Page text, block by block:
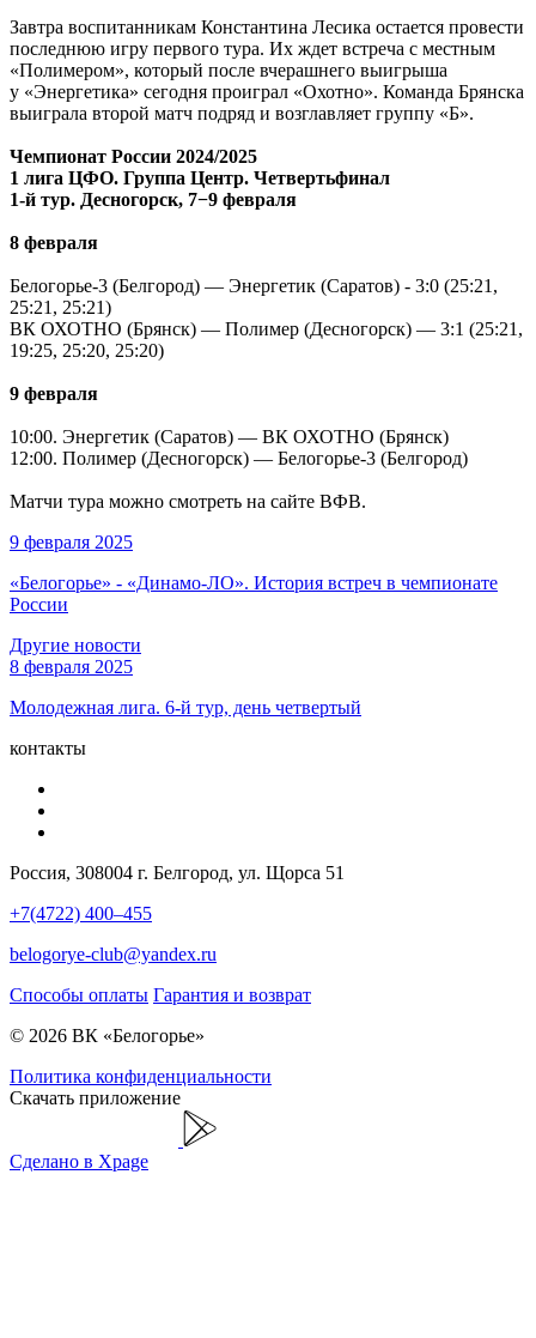
Завтра воспитанникам Константина Лесика остается провести
последнюю игру первого тура. Их ждет встреча с местным
«Полимером», который после вчерашнего выигрыша
у «Энергетика» сегодня проиграл «Охотно». Команда Брянска
выиграла второй матч подряд и возглавляет группу «Б».
Чемпионат России 2024/2025
1 лига ЦФО. Группа Центр. Четвертьфинал
1-й тур. Десногорск, 7−9 февраля
8 февраля
Белогорье-3 (Белгород) — Энергетик (Саратов) - 3:0 (25:21,
25:21, 25:21)
ВК ОХОТНО (Брянск) — Полимер (Десногорск) — 3:1 (25:21,
19:25, 25:20, 25:20)
9 февраля
10:00. Энергетик (Саратов) — ВК ОХОТНО (Брянск)
12:00. Полимер (Десногорск) — Белогорье-3 (Белгород)
Матчи тура можно смотреть на сайте ВФВ.
9 февраля 2025
«Белогорье» - «Динамо-ЛО». История встреч в чемпионате
России
Другие новости
8 февраля 2025
Молодежная лига. 6-й тур, день четвертый
контакты
Россия, 308004 г. Белгород, ул. Щорса 51
+7(4722) 400–455
belogorye-club@yandex.ru
Способы оплаты Гарантия и возврат
© 2026 ВК «Белогорье»
Политика конфиденциальности
Скачать приложение
Сделано в Xpage